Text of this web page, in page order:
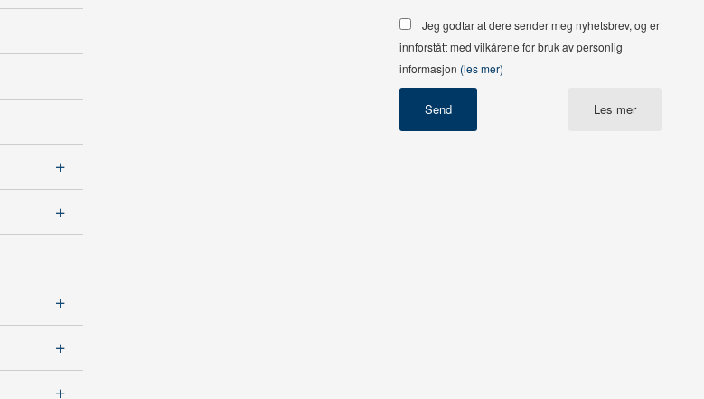
Jeg godtar at dere sender meg nyhetsbrev, og er
innforstått med vilkårene for bruk av personlig
informasjon (les mer)
Les mer